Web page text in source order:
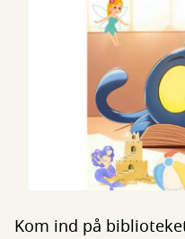
Kom ind på